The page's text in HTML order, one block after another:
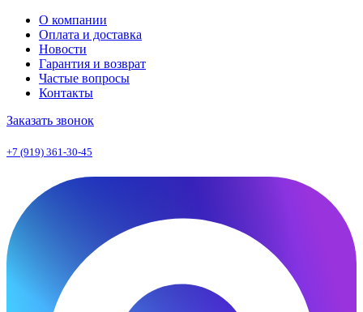
О компании
Оплата и доставка
Новости
Гарантия и возврат
Частые вопросы
Контакты
Заказать звонок
+7 (919) 361-30-45